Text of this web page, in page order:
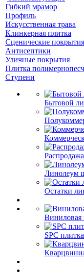
Гибкий мрамор
Профиль
Искусственная трава
Клинкерная плитка
Сценические покрытия
Антисептики
Уличные покрытия
Плитка
Ступени
Бытовой
Линолеум
Остатки
Виниловая
SPC плитка